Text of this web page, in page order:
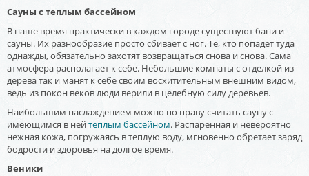
Сауны с теплым бассейном
В наше время практически в каждом городе существуют бани и
сауны. Их разнообразие просто сбивает с ног. Те, кто попадёт туда
однажды, обязательно захотят возвращаться снова и снова. Сама
атмосфера располагает к себе. Небольшие комнаты с отделкой из
дерева так и манят к себе своим восхитительным внешним видом,
ведь из покон веков люди верили в целебную силу деревьев.
Наибольшим наслаждением можно по праву считать сауну с
имеющимся в нейтеплым бассейном. Распаренная и невероятно
нежная кожа, погружаясь в теплую воду, мгновенно обретает заряд
бодрости и здоровья на долгое время.
Веники